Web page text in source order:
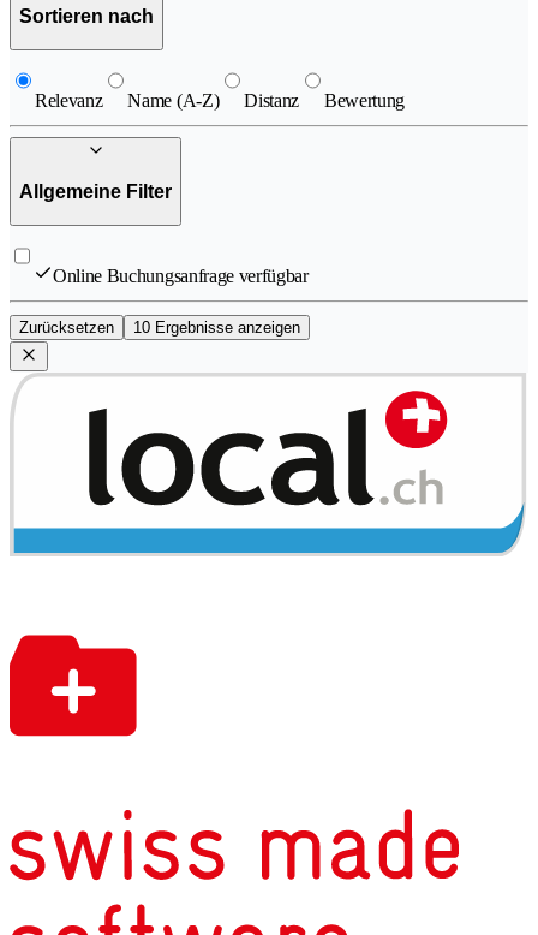
Sortieren nach
Relevanz Name (A-Z) Distanz Bewertung
Allgemeine Filter
Online Buchungsanfrage verfügbar
Zurücksetzen 10 Ergebnisse anzeigen